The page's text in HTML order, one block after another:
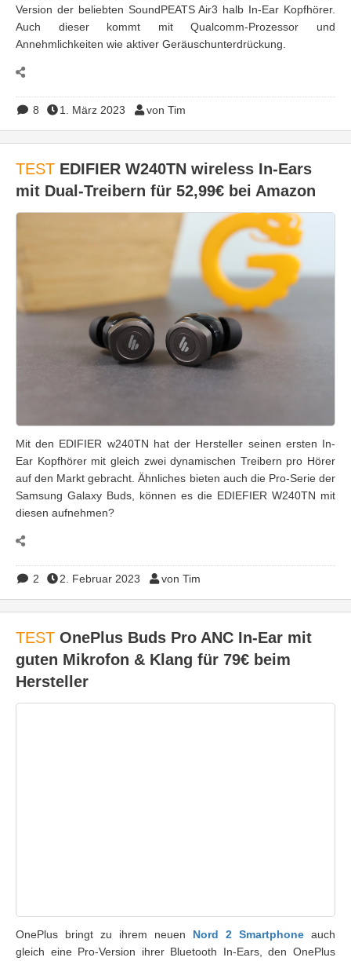
Version der beliebten SoundPEATS Air3 halb In-Ear Kopfhörer.
Auch dieser kommt mit Qualcomm-Prozessor und
Annehmlichkeiten wie aktiver Geräuschunterdrückung.
8 1. März 2023 von Tim
TEST EDIFIER W240TN wireless In-Ears
mit Dual-Treibern für 52,99€ bei Amazon
Mit den EDIFIER w240TN hat der Hersteller seinen ersten In-
Ear Kopfhörer mit gleich zwei dynamischen Treibern pro Hörer
auf den Markt gebracht. Ähnliches bieten auch die Pro-Serie der
Samsung Galaxy Buds, können es die EDIEFIER W240TN mit
diesen aufnehmen?
2 2. Februar 2023 von Tim
TEST OnePlus Buds Pro ANC In-Ear mit
guten Mikrofon & Klang für 79€ beim
Hersteller
OnePlus bringt zu ihrem neuen Nord 2 Smartphone auch
gleich eine Pro-Version ihrer Bluetooth In-Ears, den OnePlus